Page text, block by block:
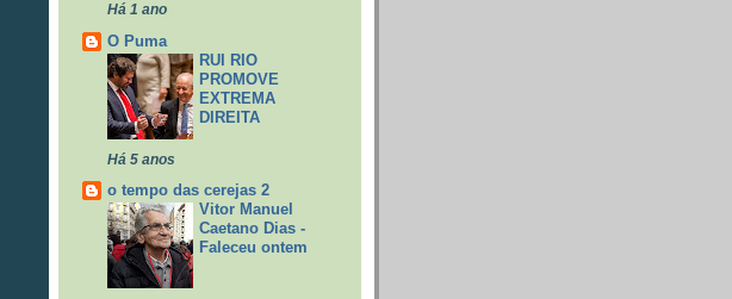
Há 1 ano
O Puma
RUI RIO
PROMOVE
EXTREMA
DIREITA
Há 5 anos
o tempo das cerejas 2
Vitor Manuel
Caetano Dias -
Faleceu ontem